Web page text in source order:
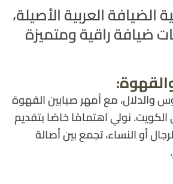
الضيافة العربية الأصيلة،
ضيافة راقية ومتميزة
والدلال، مع أمهر صبابين القهوة
نولي اهتمامًا خاصًا بتقديم
أو النساء، تجمع بين أصالة